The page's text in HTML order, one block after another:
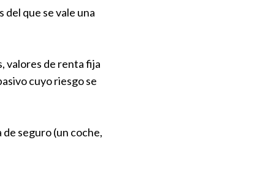
que se vale una
valores de renta fija
cuyo riesgo se
seguro (un coche,